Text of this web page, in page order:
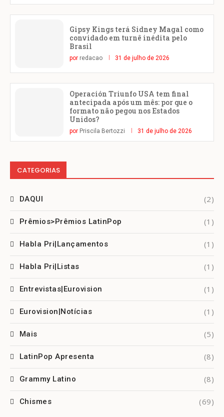
Gipsy Kings terá Sidney Magal como
convidado em turnê inédita pelo
Brasil
por redacao 31 de julho de 2026
Operación Triunfo USA tem final
antecipada após um mês: por que o
formato não pegou nos Estados
Unidos?
por Priscila Bertozzi 31 de julho de 2026
CATEGORIAS
DAQUI (2)
Prêmios>Prêmios LatinPop (1)
Habla Pri|Lançamentos (1)
Habla Pri|Listas (1)
Entrevistas|Eurovision (1)
Eurovision|Notícias (1)
Mais (5)
LatinPop Apresenta (8)
Grammy Latino (8)
Chismes (69)